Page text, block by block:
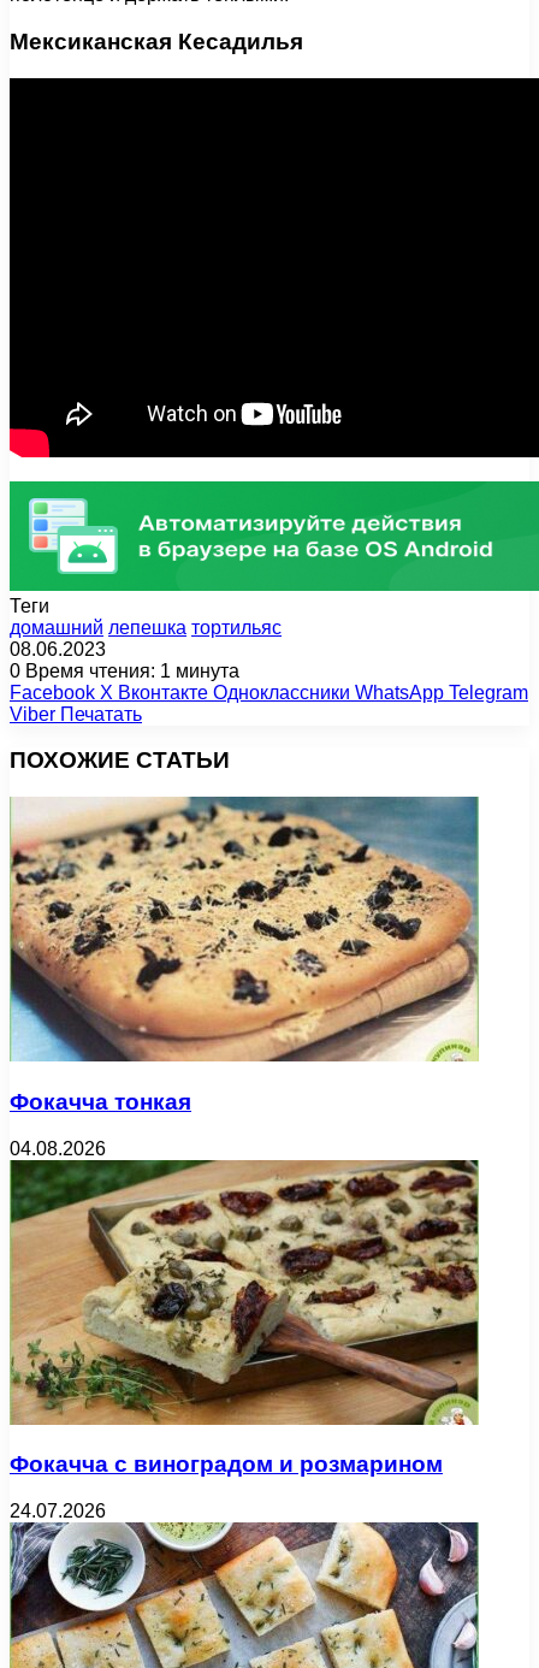
Мексиканская Кесадилья
Теги
домашний лепешка тортильяс
08.06.2023
0 Время чтения: 1 минута
Facebook X Вконтакте Одноклассники WhatsApp Telegram
Viber Печатать
ПОХОЖИЕ СТАТЬИ
Фокачча тонкая
04.08.2026
Фокачча с виноградом и розмарином
24.07.2026